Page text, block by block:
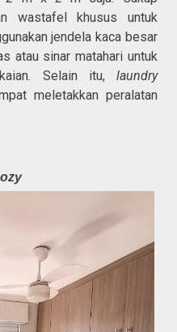
wastafel khusus untuk
jendela kaca besar
atau sinar matahari untuk
Selain itu, laundry
meletakkan peralatan